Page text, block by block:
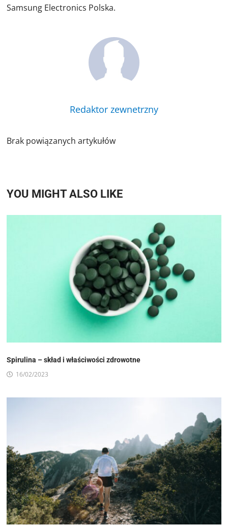
Samsung Electronics Polska.
Redaktor zewnetrzny
Brak powiązanych artykułów
YOU MIGHT ALSO LIKE
Spirulina – skład i właściwości zdrowotne
16/02/2023